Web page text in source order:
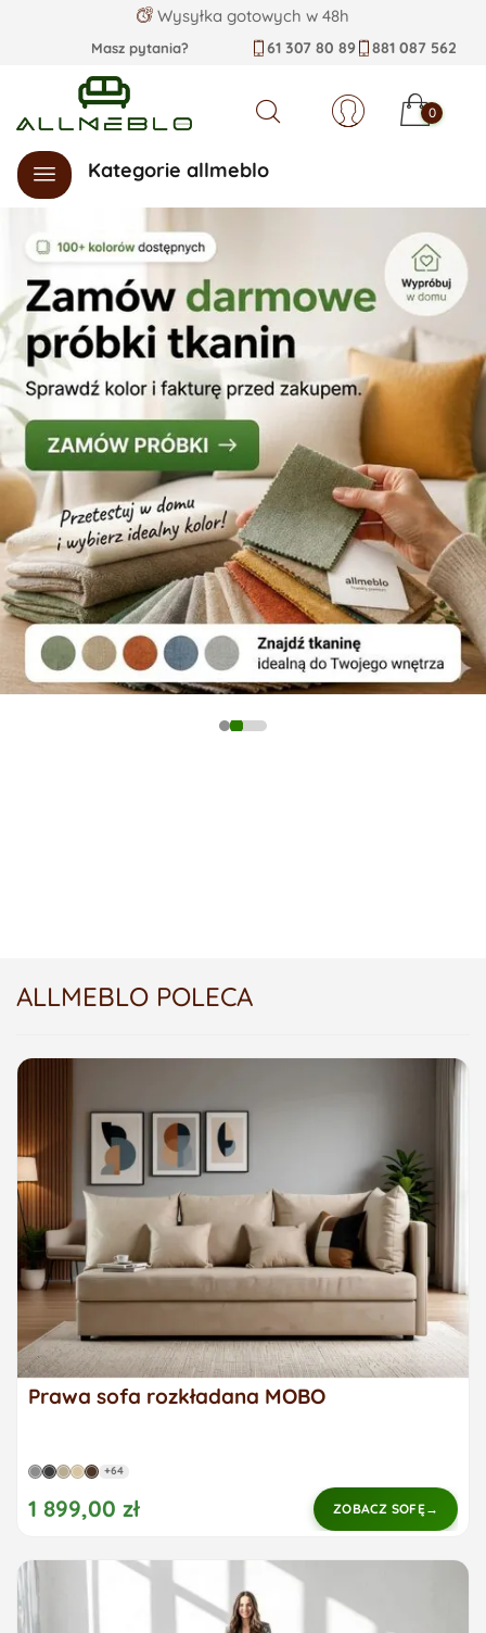
Wysyłka gotowych w 48h
Masz pytania? 61 307 80 89 881 087 562
Szukaj 0
Kategorie allmeblo
ALLMEBLO POLECA
Prawa sofa rozkładana MOBO
+64
1 899,00 zł ZOBACZ SOFĘ